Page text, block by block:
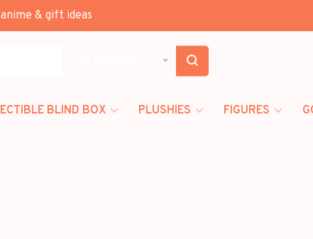
& gift ideas
BLIND BOX PLUSHIES FIGURES